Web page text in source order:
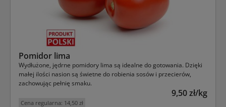
Pomidor lima
Wydłużone, jędrne pomidory lima są idealne do gotowania. Dzięki
małej ilości nasion są świetne do robienia sosów i przecierów,
zachowując pełnię smaku.
9,50 zł/kg
Cena regularna: 14,50 zł